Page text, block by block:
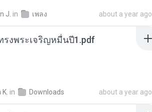
J. in เพลง about a year ago
รงพระเจริญหมื่นปี1.pdf
in Downloads about a year ago